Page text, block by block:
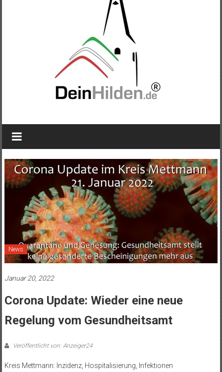
News
Januar 20, 2022
Corona Update: Wieder eine neue
Regelung vom Gesundheitsamt
Veröffentlicht von: Anzeiger24
Kreis Mettmann: Inzidenz, Hospitalisierung, Infektionen